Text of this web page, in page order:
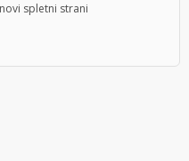
spletni strani